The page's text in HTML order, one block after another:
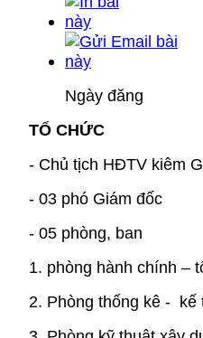
Ngày đăng
TỔ CHỨC
- Chủ tịch HĐTV kiêm
- 03 phó Giám đốc
- 05 phòng, ban
1. phòng hành chính –
2. Phòng thống kê - kế